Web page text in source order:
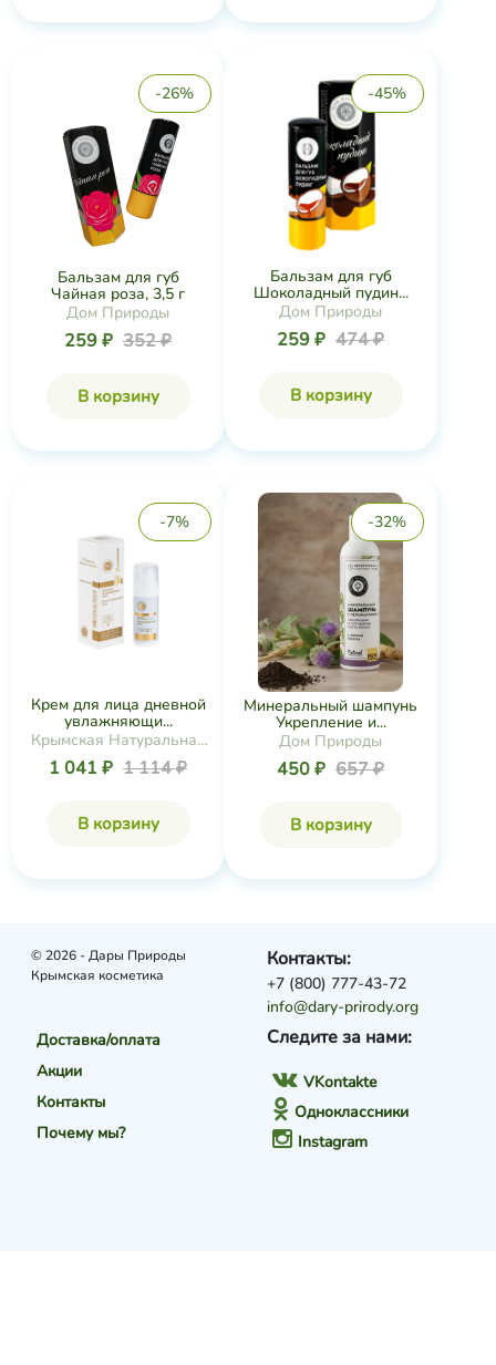
-26%
Бальзам для губ
Чайная роза, 3,5 г
Дом Природы
259 ₽ 352 ₽
В корзину
-45%
Бальзам для губ
Шоколадный пудин...
Дом Природы
259 ₽ 474 ₽
В корзину
-7%
Крем для лица дневной
увлажняющи...
Крымская Натуральная
Коллекция
1 041 ₽ 1 114 ₽
В корзину
-32%
Минеральный шампунь
Укрепление и...
Дом Природы
450 ₽ 657 ₽
В корзину
© 2026 - Дары Природы
Крымская косметика
Доставка/оплата
Акции
Контакты
Почему мы?
Следите за нами:
VKontakte
Одноклассники
Instagram
Контакты:
+7 (800) 777-43-72
info@dary-prirody.org